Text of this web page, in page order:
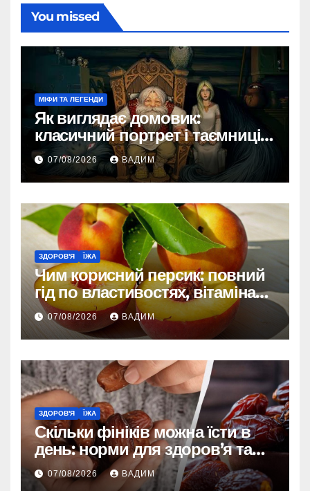
You missed
МІФИ ТА ЛЕГЕНДИ
Як виглядає домовик:
класичний портрет і таємниці
зовнішності
07/08/2026 ВАДИМ
ЗДОРОВ'Я ЇЖА
Чим корисний персик: повний
гід по властивостях, вітамінах і
впливі на організм
07/08/2026 ВАДИМ
ЗДОРОВ'Я ЇЖА
Скільки фініків можна їсти в
день: норми для здоров’я та
енергії
07/08/2026 ВАДИМ